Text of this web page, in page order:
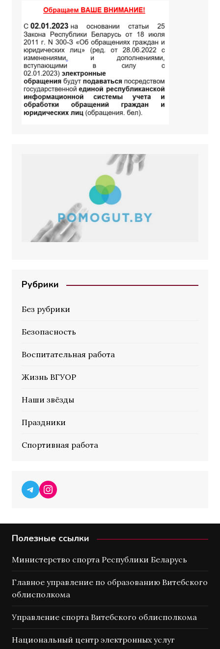
Рубрики
Без рубрики
Безопасность
Воспитательная работа
Жизнь ВГУОР
Наши звёзды
Праздники
Спортивная работа
Telegram
Instagram
Полезные ссылки
Министерство спорта Республики Беларусь
Главное управление по образованию Витебского
облисполкома
Управление спорта Витебского облисполкома
Национальный центр электронных услуг